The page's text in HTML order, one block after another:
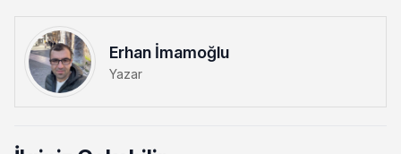
Erhan İmamoğlu
Yazar